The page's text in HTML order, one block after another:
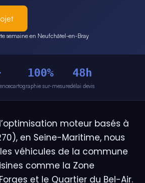
semaine en Neufchâtel-en-Bray
100%
cartographie sur-mesure
48h
délai devis
moteur basés à
en Seine-Maritime, nous
véhicules de la commune
comme la Zone
et le Quartier du Bel-Air.